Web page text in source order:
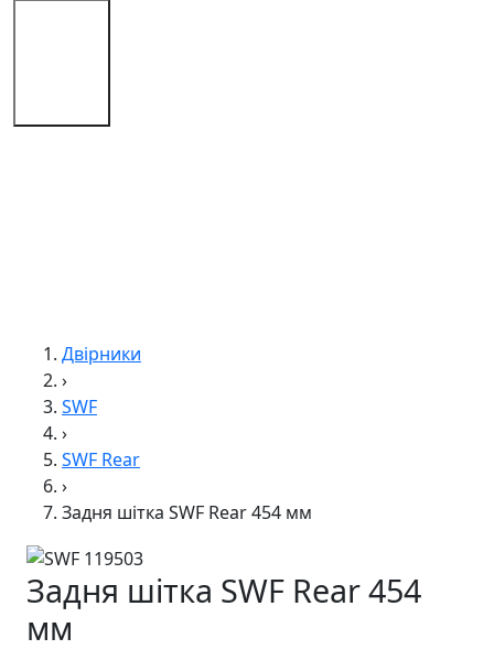
Двірники
›
SWF
›
SWF Rear
›
Задня шітка SWF Rear 454 мм
Задня шітка SWF Rear 454
мм